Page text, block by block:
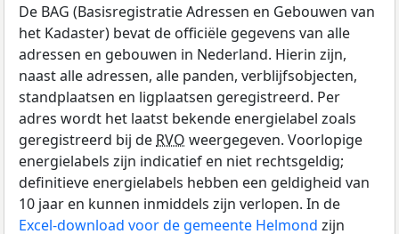
De BAG (Basisregistratie Adressen en Gebouwen van
het Kadaster) bevat de officiële gegevens van alle
adressen en gebouwen in Nederland. Hierin zijn,
naast alle adressen, alle panden, verblijfsobjecten,
standplaatsen en ligplaatsen geregistreerd. Per
adres wordt het laatst bekende energielabel zoals
geregistreerd bij de RVO weergegeven. Voorlopige
energielabels zijn indicatief en niet rechtsgeldig;
definitieve energielabels hebben een geldigheid van
10 jaar en kunnen inmiddels zijn verlopen. In de
Excel-download voor de gemeente Helmond zijn